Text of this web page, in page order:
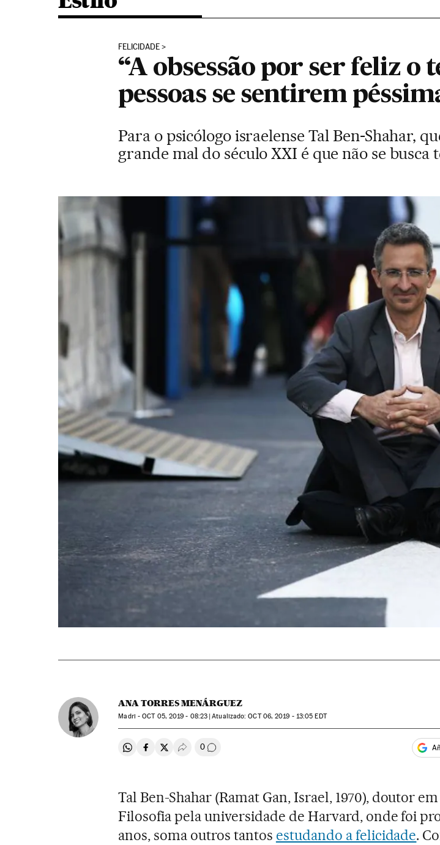
FELICIDADE
“A obsessão por ser feliz o
pessoas se sentirem
Para o psicólogo israelense Tal Ben-Shahar,
grande mal do século XXI é que não se busca
ANA TORRES MENÁRGUEZ
Madri -OCT05, 2019 - 08:23 atualizado: OCT06, 2019 - 13:05 EDT
Compartir en Whatsapp
Compartir en Facebook
Compartir en Twitter
Desplegar Redes Sociales
0 Comentários
Tal Ben-Shahar (Ramat Gan, Israel, 1970), doutor
Filosofia pela universidade de Harvard, onde foi
anos, soma outros tantos estudando a felicidade.